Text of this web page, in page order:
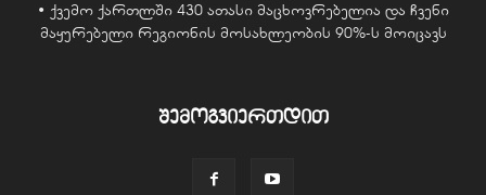
• ქვემო ქართლში 430 ათასი მაცხოვრებელია და ჩვენი
მაყურებელი რეგიონის მოსახლეობის 90%-ს მოიცავს
შემოგვიერთდით